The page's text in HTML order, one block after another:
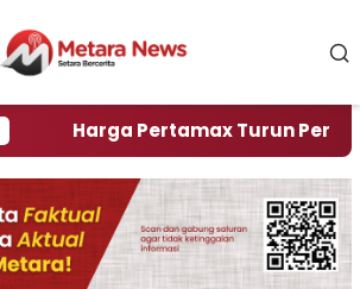
Harga Pertamax Turun Per Hari